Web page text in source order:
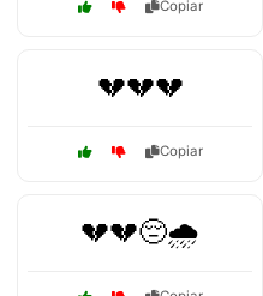
Copiar
💔💔💔
Copiar
💔💔😔🌧️